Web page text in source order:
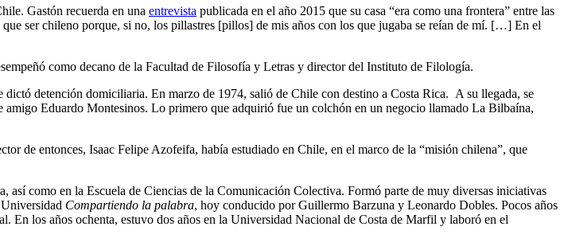
Gastón recuerda en una entrevista publicada en el año 2015 que su casa “era como una frontera” entre las
ser chileno porque, si no, los pillastres [pillos] de mis años con los que jugaba se reían de mí. […] En el
como decano de la Facultad de Filosofía y Letras y director del Instituto de Filología.
detención domiciliaria. En marzo de 1974, salió de Chile con destino a Costa Rica. A su llegada, se
Eduardo Montesinos. Lo primero que adquirió fue un colchón en un negocio llamado La Bilbaína,
de entonces, Isaac Felipe Azofeifa, había estudiado en Chile, en el marco de la “misión chilena”, que
como en la Escuela de Ciencias de la Comunicación Colectiva. Formó parte de muy diversas iniciativas
Compartiendo la palabra, hoy conducido por Guillermo Barzuna y Leonardo Dobles. Pocos años
En los años ochenta, estuvo dos años en la Universidad Nacional de Costa de Marfil y laboró en el